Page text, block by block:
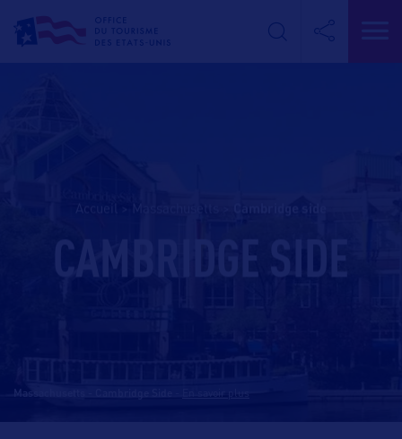
Accueil
CAMBRIDGE SIDE
Massachusetts - Cambridge Side